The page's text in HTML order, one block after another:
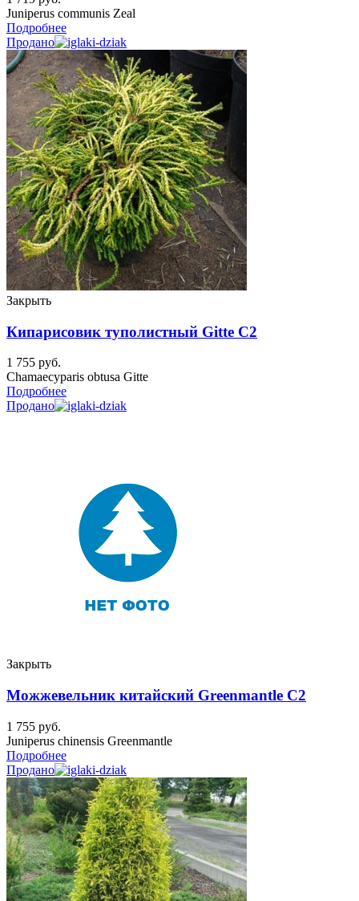
Juniperus communis Zeal
Подробнее
Продано
Закрыть
Кипарисовик туполистный Gitte C2
1 755 руб.
Chamaecyparis obtusa Gitte
Подробнее
Продано
Закрыть
Можжевельник китайский Greenmantle C2
1 755 руб.
Juniperus chinensis Greenmantle
Подробнее
Продано